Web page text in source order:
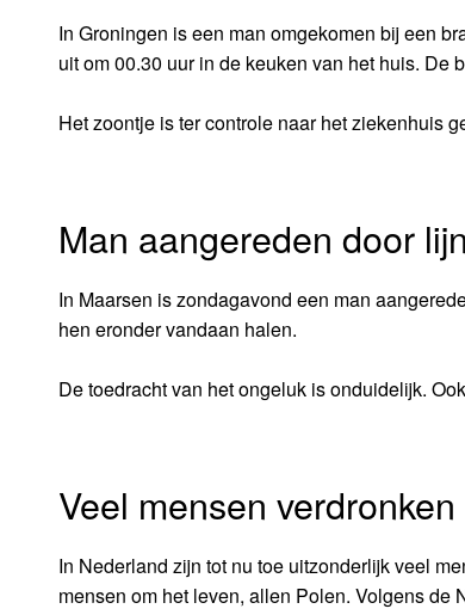
In Groningen is een man omgekomen bij een
uit om 00.30 uur in de keuken van het huis. De
Het zoontje is ter controle naar het ziekenhuis
Man aangereden door
In Maarsen is zondagavond een man
hen eronder vandaan halen.
De toedracht van het ongeluk is onduidelijk.
Veel mensen verdronken
In Nederland zijn tot nu toe uitzonderlijk veel
mensen om het leven, allen Polen. Volgens